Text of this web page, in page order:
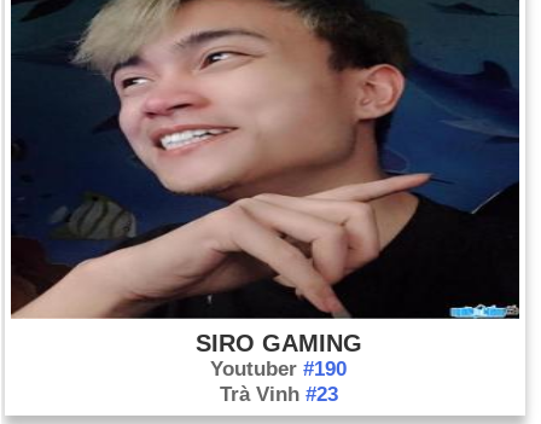
SIRO GAMING
Youtuber #190
Trà Vinh #23